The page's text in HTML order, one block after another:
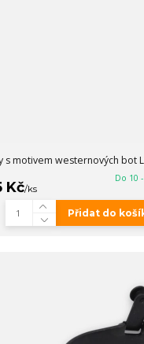
s motivem westernových bot
Kč/ks
Do 10
Přidat do